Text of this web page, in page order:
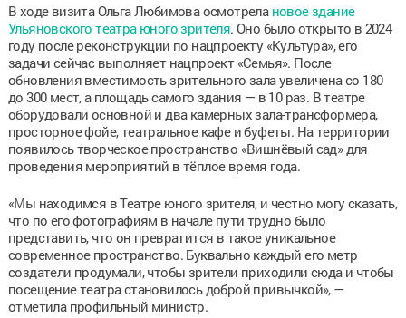
В ходе визита Ольга Любимова осмотрела новое здание
Ульяновского театра юного зрителя. Оно было открыто в 2024
году после реконструкции по нацпроекту «Культура», его
задачи сейчас выполняет нацпроект «Семья». После
обновления вместимость зрительного зала увеличена со 180
до 300 мест, а площадь самого здания — в 10 раз. В театре
оборудовали основной и два камерных зала-трансформера,
просторное фойе, театральное кафе и буфеты. На территории
появилось творческое пространство «Вишнёвый сад» для
проведения мероприятий в тёплое время года.
«Мы находимся в Театре юного зрителя, и честно могу сказать,
что по его фотографиям в начале пути трудно было
представить, что он превратится в такое уникальное
современное пространство. Буквально каждый его метр
создатели продумали, чтобы зрители приходили сюда и чтобы
посещение театра становилось доброй привычкой», —
отметила профильный министр.